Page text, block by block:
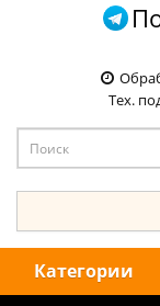
Тех.
Категории